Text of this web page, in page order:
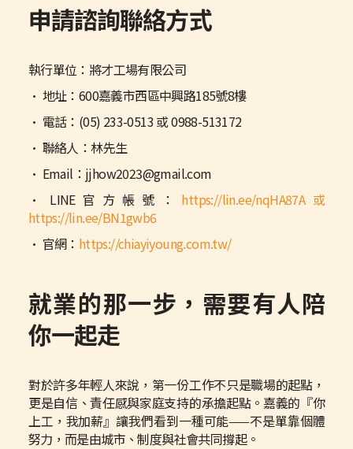
申請諮詢聯絡方式
執行單位：將才工場有限公司
• 地址：600嘉義市西區中興路185號8樓
• 電話：(05) 233-0513 或 0988-513172
• 聯絡人：林先生
• Email：jjhow2023@gmail.com
• LINE官方帳號： https://lin.ee/nqHA87A或
https://lin.ee/BN1gwb6
• 官網： https://chiayiyoung.com.tw/
就業的那一步，需要有人陪
你一起走
對於許多年輕人來說，第一份工作不只是職場的起點，
更是自信、責任感與家庭支持的承擔起點。嘉義的『你
上工，我加薪』讓我們看到一種可能——不是單靠個體
努力，而是由城市、制度與社會共同撐起。